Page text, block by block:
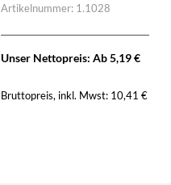
Artikelnummer: 1.1028
Unser Nettopreis: Ab5,19€
Bruttopreis, inkl. Mwst: 10,41 €